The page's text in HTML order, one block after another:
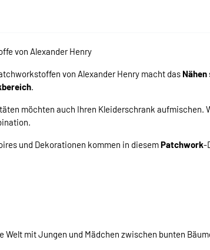
von Alexander Henry
von Alexander Henry macht das Nähen
.
möchten auch Ihren Kleiderschrank aufmischen.
und Dekorationen kommen in diesemPatchwork-
mit Jungen und Mädchen zwischen bunten